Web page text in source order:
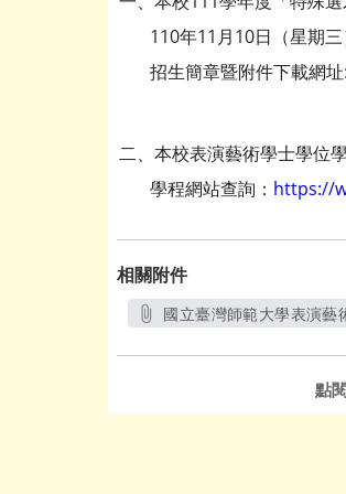
110年11月10日（星期三
招生簡章暨附件下載網
二、本校表演藝術學士學位
學程網站查詢： https://
相關附件
國立臺灣師範大學表演
點